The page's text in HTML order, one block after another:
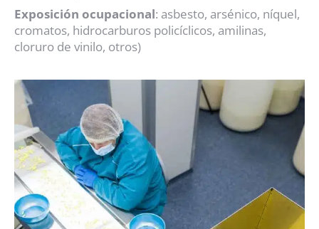
Exposición ocupacional: asbesto, arsénico, níquel,
cromatos, hidrocarburos policíclicos, amilinas,
cloruro de vinilo, otros)